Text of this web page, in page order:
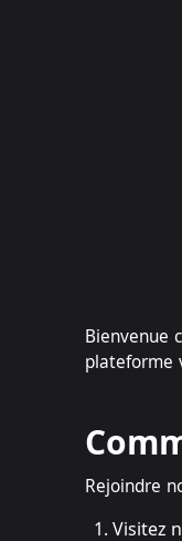
Bienvenue
plateforme
Rejoindre
Visitez